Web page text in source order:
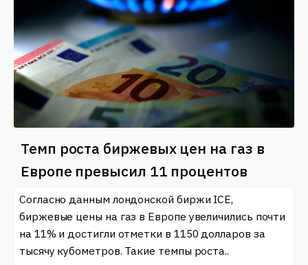
Темп роста биржевых цен на газ в
Европе превысил 11 процентов
Согласно данным лондонской биржи ICE,
биржевые цены на газ в Европе увеличились почти
на 11% и достигли отметки в 1150 долларов за
тысячу кубометров. Такие темпы роста..